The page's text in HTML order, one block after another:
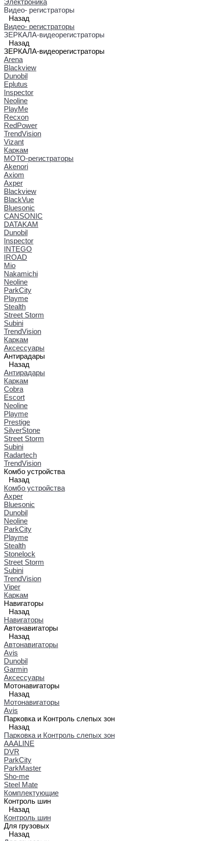
Видео- регистраторы
Назад
Видео- регистраторы
ЗЕРКАЛА-видеорегистраторы
Назад
ЗЕРКАЛА-видеорегистраторы
Arena
Blackview
Dunobil
Eplutus
Inspector
Neoline
PlayMe
Recxon
RedPower
TrendVision
Vizant
Каркам
МОТО-регистраторы
Akenori
Axiom
Axper
Blackview
BlackVue
Bluesonic
CANSONIC
DATAKAM
Dunobil
Inspector
INTEGO
IROAD
Mio
Nakamichi
Neoline
ParkCity
Playme
Stealth
Street Storm
Subini
TrendVision
Каркам
Аксессуары
Антирадары
Назад
Антирадары
Каркам
Cobra
Escort
Neoline
Playme
Prestige
SilverStone
Street Storm
Subini
Radartech
TrendVision
Комбо устройства
Назад
Комбо устройства
Axper
Bluesonic
Dunobil
Neoline
ParkCity
Playme
Stealth
Stonelock
Street Storm
Subini
TrendVision
Viper
Каркам
Навигаторы
Назад
Навигаторы
Автонавигаторы
Назад
Автонавигаторы
Avis
Dunobil
Garmin
Аксессуары
Мотонавигаторы
Назад
Мотонавигаторы
Avis
Парковка и Контроль слепых зон
Назад
Парковка и Контроль слепых зон
AAALINE
DVR
ParkCity
ParkMaster
Sho-me
Steel Mate
Комплектующие
Контроль шин
Назад
Контроль шин
Для грузовых
Назад